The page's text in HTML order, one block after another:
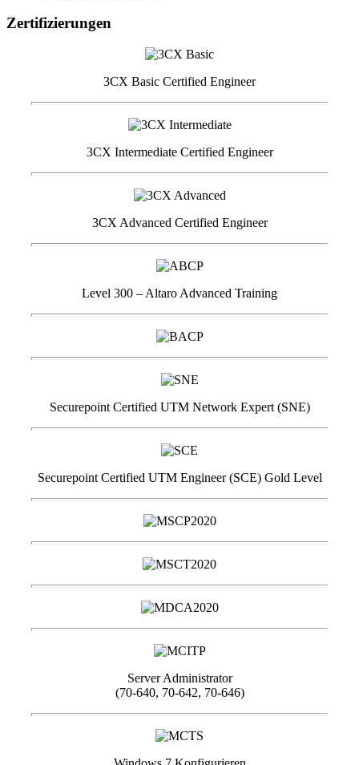
Zertifizierungen
3CX Basic Certified Engineer
3CX Intermediate Certified Engineer
3CX Advanced Certified Engineer
Level 300 – Altaro Advanced Training
Securepoint Certified UTM Network Expert (SNE)
Securepoint Certified UTM Engineer (SCE) Gold Level
Server Administrator
(70-640, 70-642, 70-646)